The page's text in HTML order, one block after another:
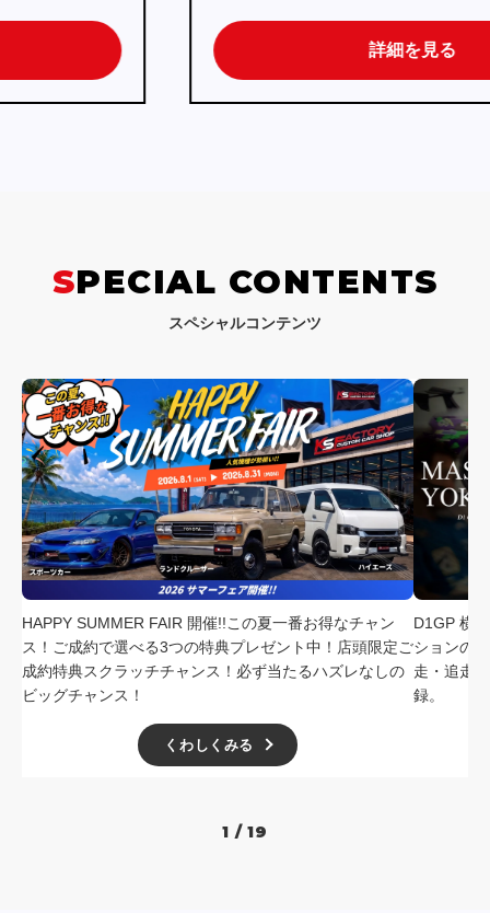
詳細を見る
SPECIAL CONTENTS
スペシャルコンテンツ
HAPPY SUMMER FAIR 開催!!この夏一番お得なチャン
ス！ご成約で選べる3つの特典プレゼント中！店頭限定ご
成約特典スクラッチチャンス！必ず当たるハズレなしの
ビッグチャンス！
くわしくみる
D1GP 横
ションの
走・追走
録。
1 / 19